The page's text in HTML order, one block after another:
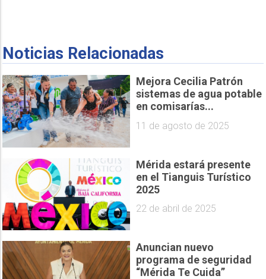
Noticias Relacionadas
Mejora Cecilia Patrón
sistemas de agua potable
en comisarías...
11 de agosto de 2025
Mérida estará presente
en el Tianguis Turístico
2025
22 de abril de 2025
Anuncian nuevo
programa de seguridad
“Mérida Te Cuida”